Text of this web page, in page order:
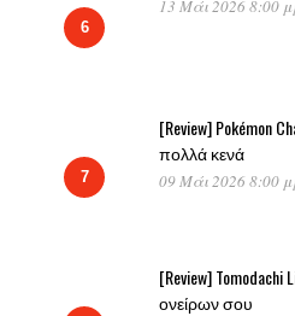
6
13 Μάι 2026 8:00
7
[Review] Pokémon
πολλά κενά
09 Μάι 2026 8:00
[Review]
ονείρων σου